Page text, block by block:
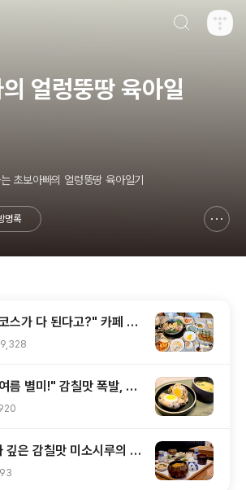
얼렁뚱땅 육아일
어울림과 만남을 좋아하는 초보아빠의 얼렁뚱땅 육아일기
명록
스가 다 된다고?" 카페 같
는 만두샤브전골 한상, 가
9,328
름 별미!" 감칠맛 폭발, 삶
단 시오콘부(염장다시마)
깊은 감칠맛 미소시루의 비
맛을 다 잡은 '장어나루 여